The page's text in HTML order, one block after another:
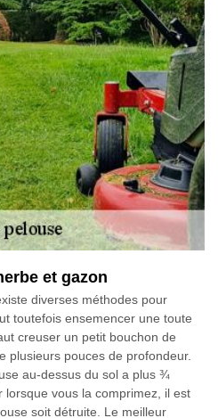
et gazon
diverses méthodes pour
toutefois ensemencer une toute
creuser un petit bouchon de
plusieurs pouces de profondeur.
au-dessus du sol a plus ¾
vous la comprimez, il est
soit détruite. Le meilleur